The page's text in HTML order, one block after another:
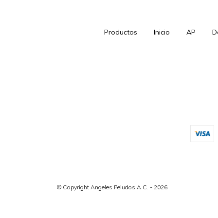
Productos Inicio AP
© Copyright Angeles Peludos A.C. - 2026